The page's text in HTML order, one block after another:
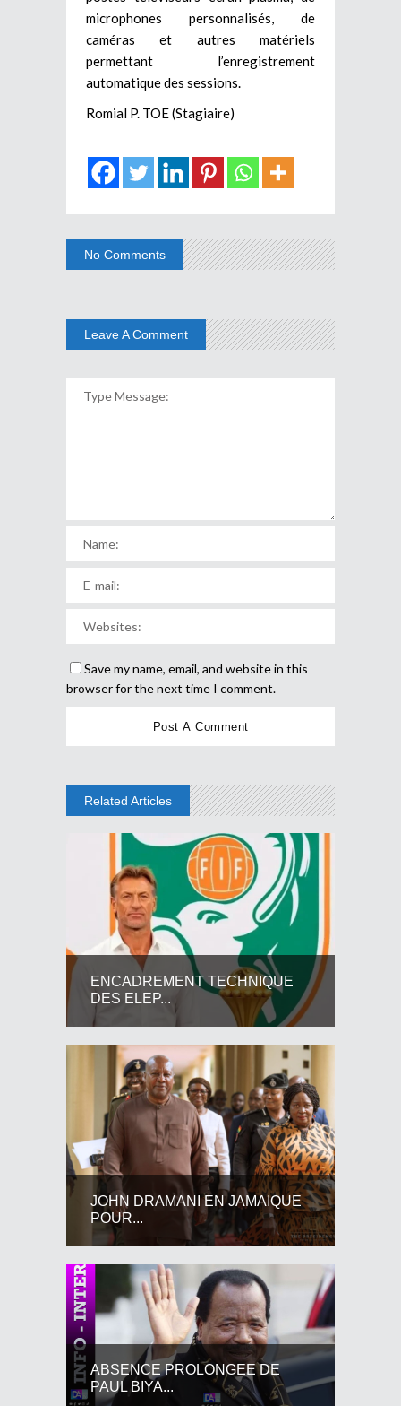
microphones personnalisés, de
caméras et autres matériels
permettant l’enregistrement
automatique des sessions.
Romial P. TOE (Stagiaire)
No Comments
Leave A Comment
Save my name, email, and website in this
browser for the next time I comment.
Related Articles
ENCADREMENT TECHNIQUE
DES ELEP...
JOHN DRAMANI EN JAMAIQUE
POUR...
ABSENCE PROLONGEE DE
PAUL BIYA...